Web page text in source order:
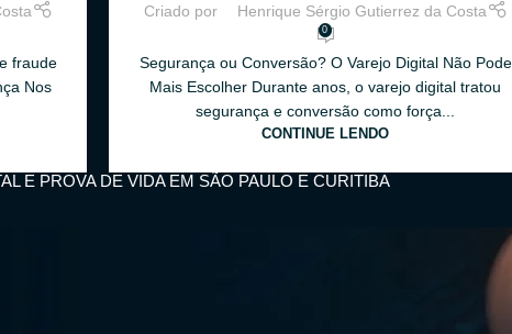
fraude
Nos
Criado por Henrique Sérgio Gutierrez da Costa
0
Segurança ou Conversão? O Varejo Digital Não Pode
Mais Escolher Durante anos, o varejo digital tratou
segurança e conversão como força...
CONTINUE LENDO
E PROVA DE VIDA EM SÃO PAULO E CURITIBA